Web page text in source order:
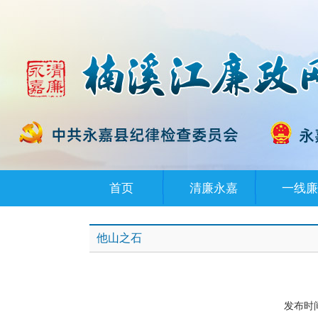
首页 清廉永嘉 一线
他山之石
发布